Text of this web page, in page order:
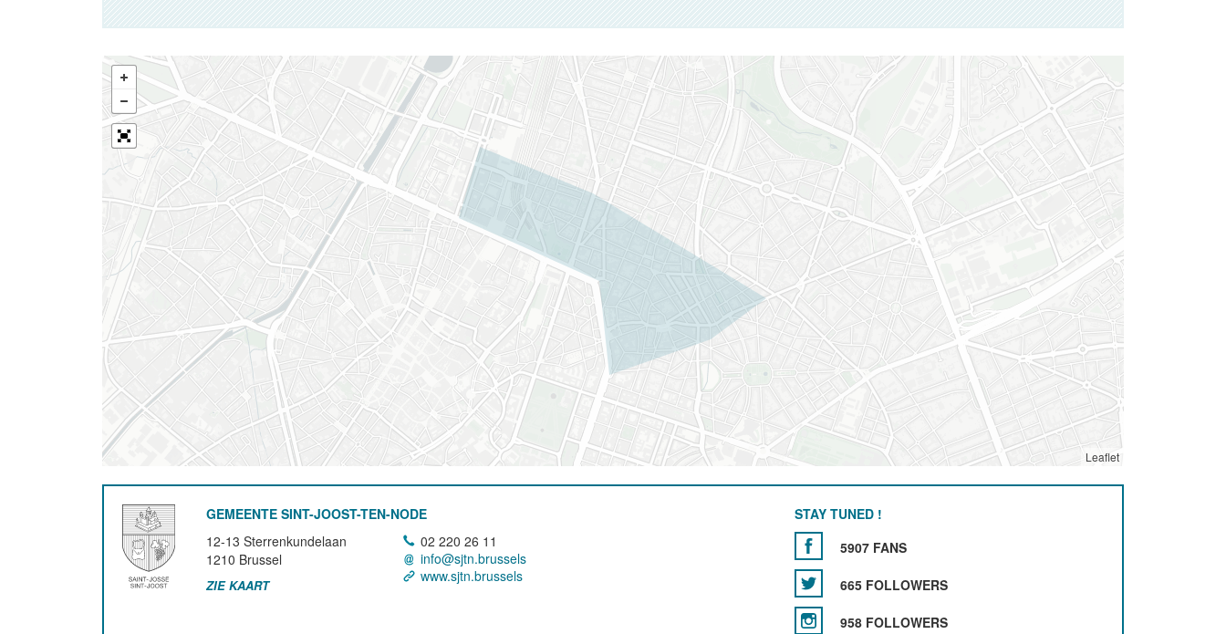
Leaflet
GEMEENTE SINT-JOOST-TEN-NODE
12-13 Sterrenkundelaan
1210 Brussel
ZIE KAART
02 220 26 11
info@sjtn.brussels
www.sjtn.brussels
STAY TUNED !
5907 FANS
665 FOLLOWERS
958 FOLLOWERS